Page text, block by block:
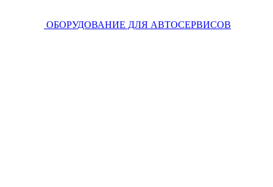
ОБОРУДОВАНИЕ ДЛЯ АВТОСЕРВИСОВ